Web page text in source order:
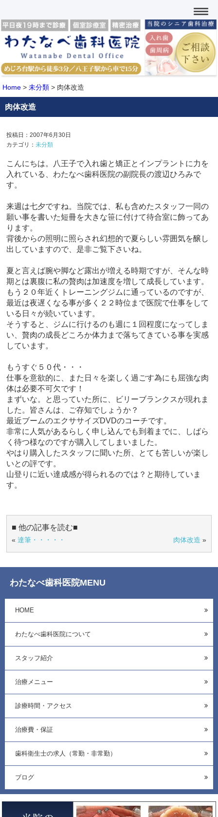
Home > 未分類 > 肉体改造
肉体改造
投稿日：2007年6月30日
カテゴリ：未分類
こんにちは。八王子で入れ歯と矯正とインプラントに力を
入れている、わたなべ歯科医院の副院長の渡辺ひろみで
す。
来週は七夕ですね。当院では、私も含めたスタッフ一同の
願い事を書いた短冊を大きな笹に付けて待合室に飾ってあ
ります。
背後からの照明に照らされ幻想的で夏らしい雰囲気を醸し
出していますので、是非ご覧下さいね。
夏と言えば腕や脚など露出が増える時期ですが、そんな時
期とは裏腹に私の贅肉は加速度を増して成長しています。
もう２０年近くトレーニングジムに通っているのですが、
最近は夜遅くなる事が多く２２時位まで医院で仕事をして
いる日々が続いています。
そうすると、ジムに行けるのも週に１回程度になってしま
い、贅肉の成長どころか体力まで落ちてきている事を実感
しています。
もうすぐ５０代・・・
仕事を意欲的に、また日々を楽しく過ごす為にも屈強な肉
体は必要不可欠です！
まずいな。と思っていた所に、ビリーブランクスが現れま
した。皆さんは、ご存知でしょうか？
最近ブームのエクササイズDVDのコーチです。
非常に人気があるらしく申し込んでも到着までに、しばら
く待つ様なのですが購入してしまいました。
やはり購入したスタッフに聞いた所、とても苦しいが楽し
いとの評です。
山登りに近い達成感が得られるのでは？と期待していま
す。
■ 他の記事を読む■
«達筆・・・・・ 肉体改造 »
わたなべ歯科医院MENU
HOME
わたなべ歯科医院について
スタッフ紹介
治療メニュー
診療時間・アクセス
治療費・保証
歯科衛生士の求人（常勤・非常勤）
ブログ